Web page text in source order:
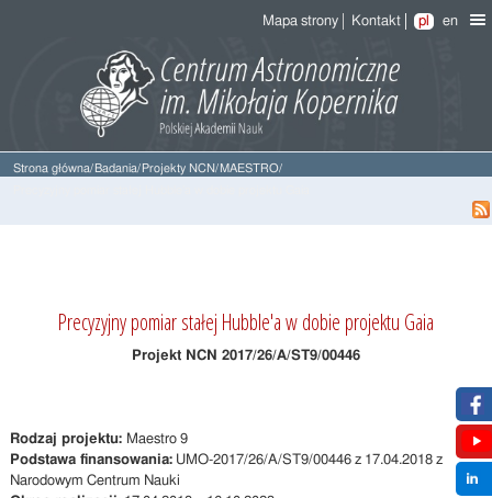
Mapa strony Kontakt pl en
Strona główna/ Badania/ Projekty NCN/MAESTRO/
Precyzyjny pomiar stałej Hubble'a w dobie projektu Gaia
Projekt NCN 2017/26/A/ST9/00446
Rodzaj projektu: Maestro 9
Podstawa finansowania:UMO-2017/26/A/ST9/00446 z 17.04.2018 z
Narodowym Centrum Nauki